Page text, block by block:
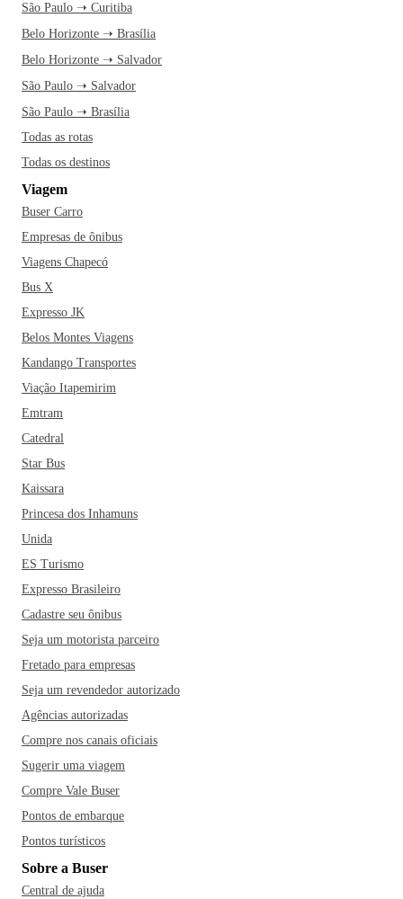
São Paulo ➝ Curitiba
Belo Horizonte ➝ Brasília
Belo Horizonte ➝ Salvador
São Paulo ➝ Salvador
São Paulo ➝ Brasília
Todas as rotas
Todas os destinos
Viagem
Buser Carro
Empresas de ônibus
Viagens Chapecó
Bus X
Expresso JK
Belos Montes Viagens
Kandango Transportes
Viação Itapemirim
Emtram
Catedral
Star Bus
Kaissara
Princesa dos Inhamuns
Unida
ES Turismo
Expresso Brasileiro
Cadastre seu ônibus
Seja um motorista parceiro
Fretado para empresas
Seja um revendedor autorizado
Agências autorizadas
Compre nos canais oficiais
Sugerir uma viagem
Compre Vale Buser
Pontos de embarque
Pontos turísticos
Sobre a Buser
Central de ajuda